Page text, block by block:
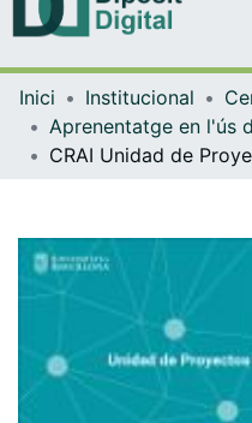
Inici Institucional